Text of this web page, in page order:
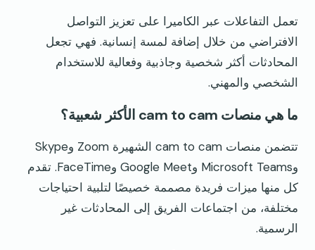
تعمل التفاعلات عبر الكاميرا على تعزيز التواصل
الافتراضي من خلال إضافة لمسة إنسانية. فهي تجعل
المحادثات أكثر شخصية وجاذبية وفعالية للاستخدام
الشخصي والمهني.
ما هي منصات cam to cam الأكثر شعبية؟
تتضمن منصات cam to cam الشهيرة Zoom وSkype
وMicrosoft Teams وGoogle Meet وFaceTime. تقدم
كل منها ميزات فريدة مصممة خصيصًا لتلبية احتياجات
مختلفة، من اجتماعات الفريق إلى المحادثات غير
الرسمية.